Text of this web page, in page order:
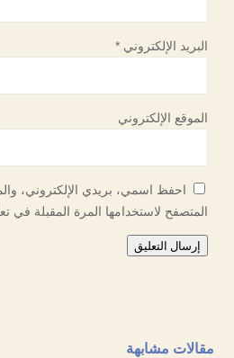
مقالات مشابهة
البريد الإلكتروني*
الموقع الإلكتروني
احفظ اسمي، بريدي الإلكتروني،
المتصفح لاستخدامها المرة المقبلة في
إرسال التعليق